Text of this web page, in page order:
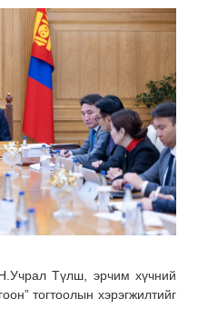
Түлш, эрчим хүчний
тогтоолын хэрэгжилтийг